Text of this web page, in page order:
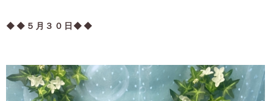
◆◆５月３０日◆◆